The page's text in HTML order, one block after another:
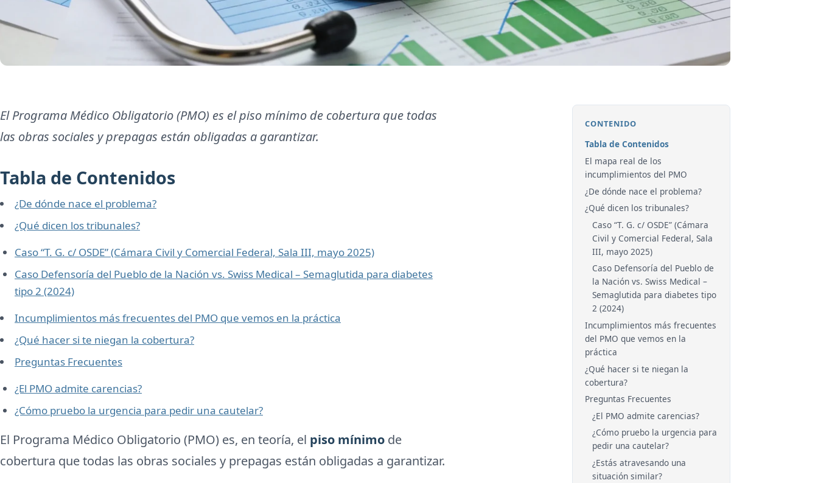
El Programa Médico Obligatorio (PMO) es el piso mínimo de cobertura que todas
las obras sociales y prepagas están obligadas a garantizar.
Tabla de Contenidos
¿De dónde nace el problema?
¿Qué dicen los tribunales?
Caso “T. G. c/ OSDE” (Cámara Civil y Comercial Federal, Sala III, mayo 2025)
Caso Defensoría del Pueblo de la Nación vs. Swiss Medical – Semaglutida para diabetes
tipo 2 (2024)
Incumplimientos más frecuentes del PMO que vemos en la práctica
¿Qué hacer si te niegan la cobertura?
Preguntas Frecuentes
¿El PMO admite carencias?
¿Cómo pruebo la urgencia para pedir una cautelar?
El Programa Médico Obligatorio (PMO) es, en teoría, el piso mínimo de
cobertura que todas las obras sociales y prepagas están obligadas a garantizar.
CONTENIDO
Tabla de Contenidos
El mapa real de los
incumplimientos del PMO
¿De dónde nace el problema?
¿Qué dicen los tribunales?
Caso “T. G. c/ OSDE” (Cámara
Civil y Comercial Federal, Sala
III, mayo 2025)
Caso Defensoría del Pueblo de
la Nación vs. Swiss Medical –
Semaglutida para diabetes tipo
2 (2024)
Incumplimientos más frecuentes
del PMO que vemos en la
práctica
¿Qué hacer si te niegan la
cobertura?
Preguntas Frecuentes
¿El PMO admite carencias?
¿Cómo pruebo la urgencia para
pedir una cautelar?
¿Estás atravesando una
situación similar?